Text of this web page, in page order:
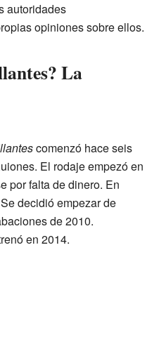
autoridades
opiniones sobre ellos.
La
comenzó hace seis
El rodaje empezó en
por falta de dinero. En
decidió empezar de
de 2010.
en 2014.